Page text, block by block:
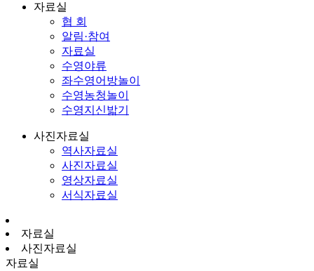
자료실
협 회
알림·참여
자료실
수영야류
좌수영어방놀이
수영농청놀이
수영지신밟기
사진자료실
역사자료실
사진자료실
영상자료실
서식자료실
자료실
사진자료실
자료실